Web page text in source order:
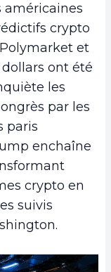
américaines
crypto
et
dollars ont été
les
par les
paris
enchaîne
crypto en
suivis